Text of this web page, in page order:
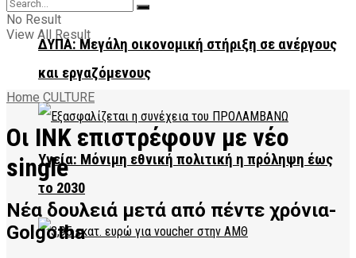
ΔΥΠΑ: Μεγάλη οικονομική στήριξη σε ανέργους
και εργαζόμενους
Υγεία: Μόνιμη εθνική πολιτική η πρόληψη έως
το 2030
No Result
View All Result
Home CULTURE
Οι INK επιστρέφουν με νέο
single
Νέα δουλειά μετά από πέντε χρόνια-
Golgotha